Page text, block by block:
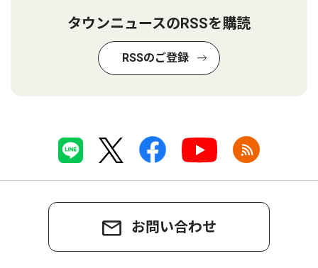
タウンニュースのRSSを購読
RSSのご登録
お問い合わせ